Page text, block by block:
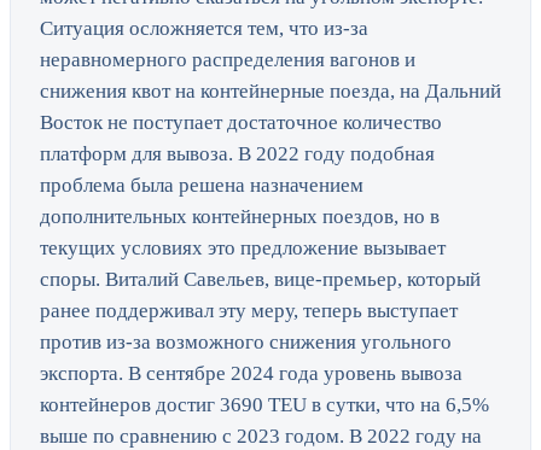
Ситуация осложняется тем, что из-за
неравномерного распределения вагонов и
снижения квот на контейнерные поезда, на Дальний
Восток не поступает достаточное количество
платформ для вывоза. В 2022 году подобная
проблема была решена назначением
дополнительных контейнерных поездов, но в
текущих условиях это предложение вызывает
споры. Виталий Савельев, вице-премьер, который
ранее поддерживал эту меру, теперь выступает
против из-за возможного снижения угольного
экспорта. В сентябре 2024 года уровень вывоза
контейнеров достиг 3690 TEU в сутки, что на 6,5%
выше по сравнению с 2023 годом. В 2022 году на